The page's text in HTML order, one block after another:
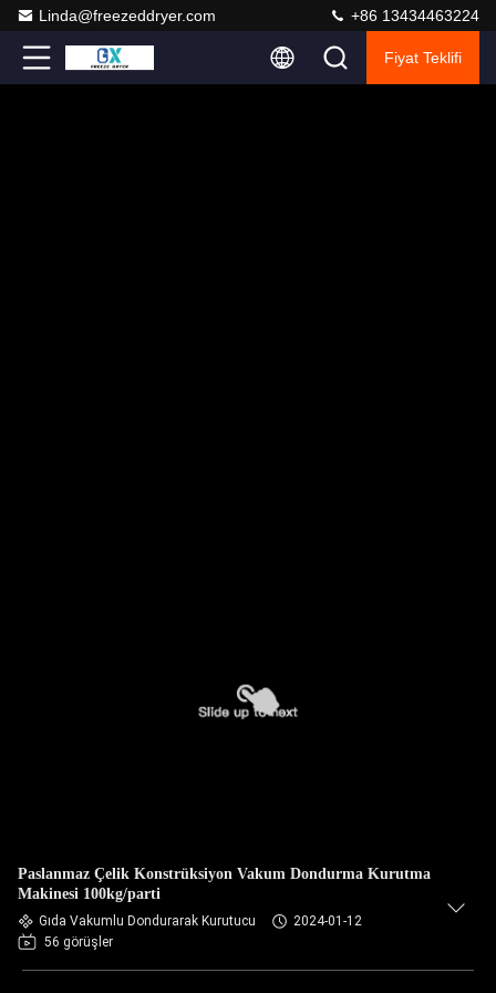
Linda@freezeddryer.com +86 13434463224
Fiyat Teklifi
Paslanmaz Çelik Konstrüksiyon Vakum Dondurma Kurutma
Makinesi 100kg/parti
Gıda Vakumlu Dondurarak Kurutucu
2024-01-12
56 görüşler